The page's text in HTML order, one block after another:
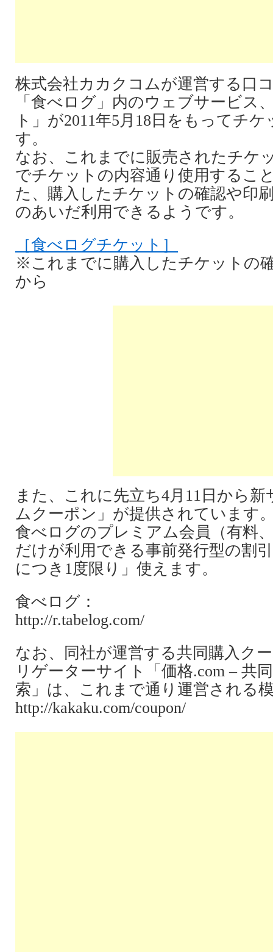
株式会社カカクコムが運営する口
「食べログ」内のウェブサービス
ト」が2011年5月18日をもってチ
す。
なお、これまでに販売されたチケ
でチケットの内容通り使用するこ
た、購入したチケットの確認や印
のあいだ利用できるようです。
［食べログチケット］
※これまでに購入したチケットの
から
また、これに先立ち4月11日から
ムクーポン」が提供されています
食べログのプレミアム会員（有料
だけが利用できる事前発行型の割
につき1度限り」使えます。
食べログ：
http://r.tabelog.com/
なお、同社が運営する共同購入ク
リゲーターサイト「価格.com – 共
索」は、これまで通り運営される
http://kakaku.com/coupon/